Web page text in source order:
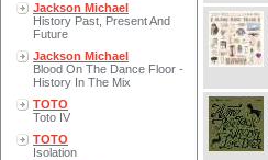
Jackson Michael
History Past, Present And
Future
Jackson Michael
Blood On The Dance Floor -
History In The Mix
TOTO
Toto IV
TOTO
Isolation